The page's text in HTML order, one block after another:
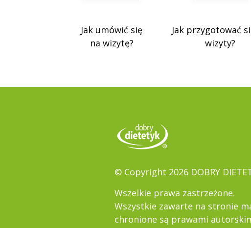
Jak umówić się
na wizytę?
Jak przygotować
wizyty?
© Copyright 2026 DOBRY
Wszelkie prawa zastrzeżone.
Wszystkie zawarte na stronie
chronione są prawami